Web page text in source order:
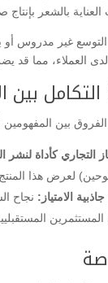
العناية بالشعر
لدى العملاء، مما قد
التكامل بين
الفروق بين
التجاري كأداة لنشر
لعرض هذا
الامتياز: نجاح
المستثمرين